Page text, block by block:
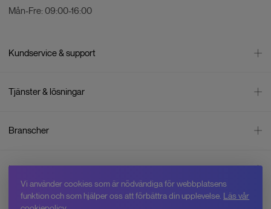
Mån-Fre: 09:00-16:00
Kundservice & support
Leverans
Reklamation & återköp
Integritetspolicy
Cookiepolicy
Jobba hos Swedron
Tjänster & lösningar
Företagsrådgivning
Företagsleasing
Hyr drönare
Service & reparation
Branscher
Skogsbruk
Inspiration
Om oss
Vi använder cookies som är nödvändiga för webbplatsens
funktion och som hjälper oss att förbättra din upplevelse. Läs vår